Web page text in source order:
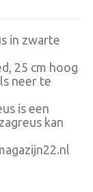
in zwarte
25 cm hoog
neer te
is een
kan